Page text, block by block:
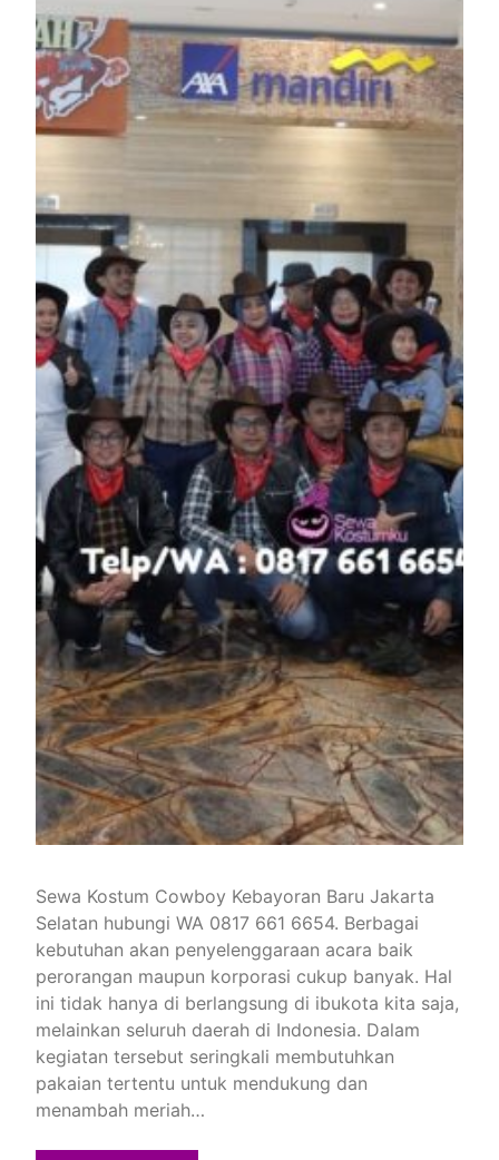
Sewa Kostum Cowboy Kebayoran Baru Jakarta
Selatan hubungi WA 0817 661 6654. Berbagai
kebutuhan akan penyelenggaraan acara baik
perorangan maupun korporasi cukup banyak. Hal
ini tidak hanya di berlangsung di ibukota kita saja,
melainkan seluruh daerah di Indonesia. Dalam
kegiatan tersebut seringkali membutuhkan
pakaian tertentu untuk mendukung dan
menambah meriah…